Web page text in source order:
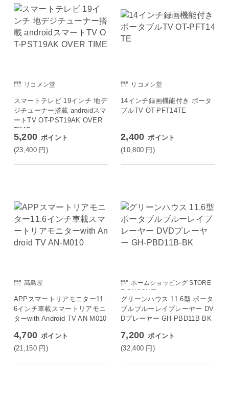
リコメン堂
スマートテレビ 19インチ 地デ
ジチューナー搭載 androidスマ
ートTV OT-PST19AK OVER
TIME
5,200 ポイント
(23,400 円)
リコメン堂
14インチ録画機能付き ポータ
ブルTV OT-PFT14TE
2,400 ポイント
(10,800 円)
髙島屋
APPスマートリアモニター11.
6インチ車載スマートリアモニ
ターwith Android TV AN-M010
4,700 ポイント
(21,150 円)
ホームショッピング STORE
E SAISON店
グリーンハウス 11.6型 ポータ
ブルブルーレイプレーヤー DV
Dプレーヤー GH-PBD11B-BK
7,200 ポイント
(32,400 円)